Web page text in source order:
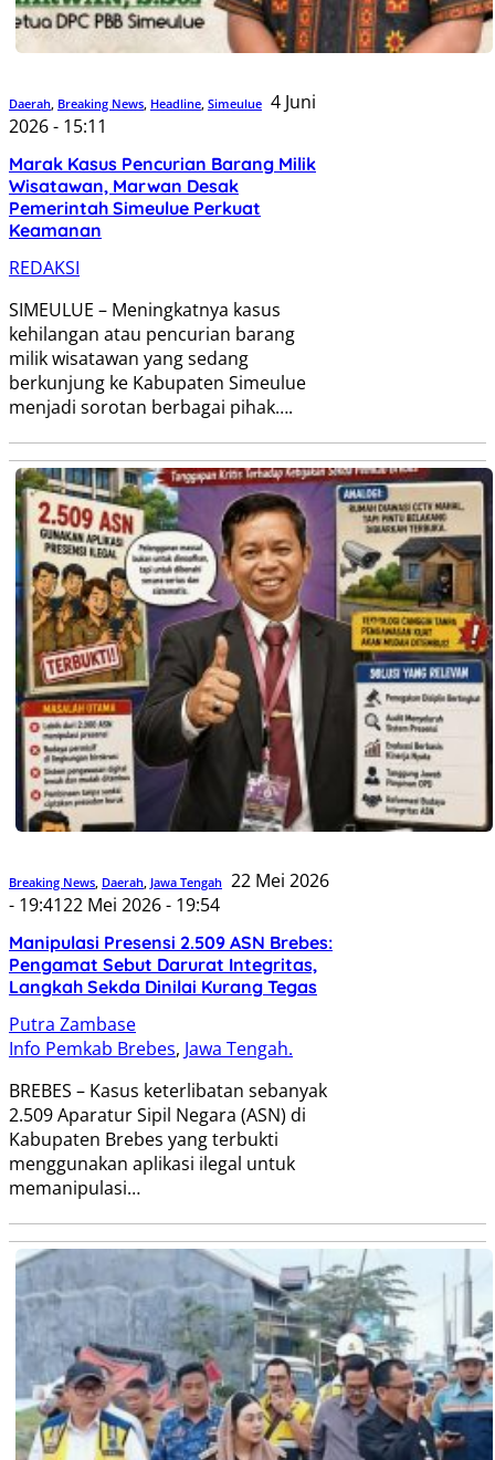
Daerah Breaking News Headline Simeulue 4 Juni
2026 - 15:11
Marak Kasus Pencurian Barang Milik
Wisatawan, Marwan Desak
Pemerintah Simeulue Perkuat
Keamanan
REDAKSI
SIMEULUE – Meningkatnya kasus
kehilangan atau pencurian barang
milik wisatawan yang sedang
berkunjung ke Kabupaten Simeulue
menjadi sorotan berbagai pihak….
Breaking News Daerah Jawa Tengah 22 Mei 2026
- 19:4122 Mei 2026 - 19:54
Manipulasi Presensi 2.509 ASN Brebes:
Pengamat Sebut Darurat Integritas,
Langkah Sekda Dinilai Kurang Tegas
Putra Zambase
Info Pemkab Brebes, Jawa Tengah.
BREBES – Kasus keterlibatan sebanyak
2.509 Aparatur Sipil Negara (ASN) di
Kabupaten Brebes yang terbukti
menggunakan aplikasi ilegal untuk
memanipulasi…